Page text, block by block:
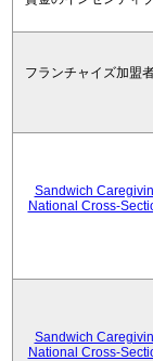
フランチャイズ加盟
Sandwich
National Cross-
Sandwich
National Cross-